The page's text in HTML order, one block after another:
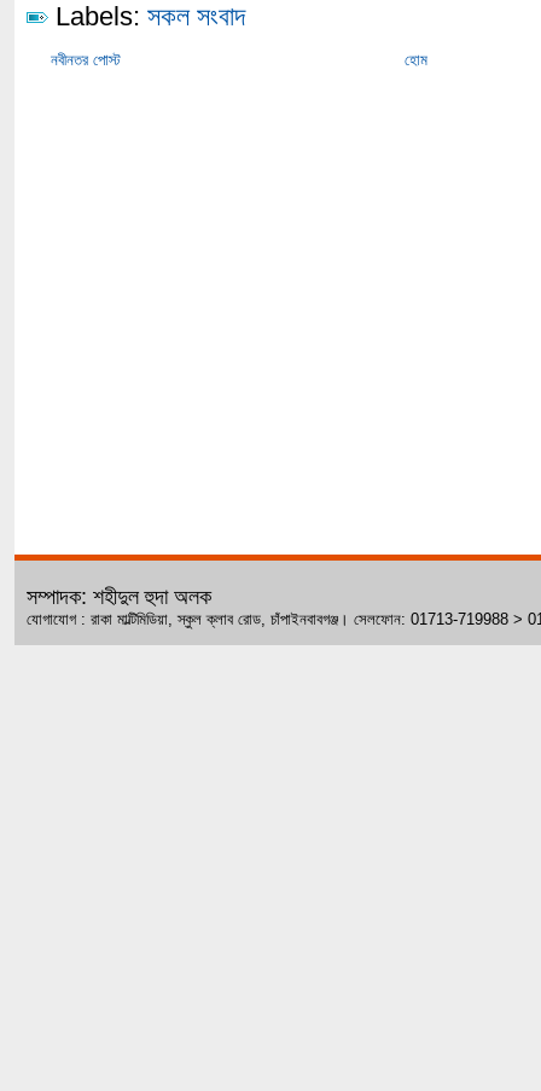
Labels: সকল সংবাদ
নবীনতর পোস্ট হোম
সম্পাদক: শহীদুল হুদা অলক
যোগাযোগ : রাকা মাল্টিমিডিয়া, স্কুল ক্লাব রোড, চাঁপাইনবাবগঞ্জ। সেলফোন: 01713-